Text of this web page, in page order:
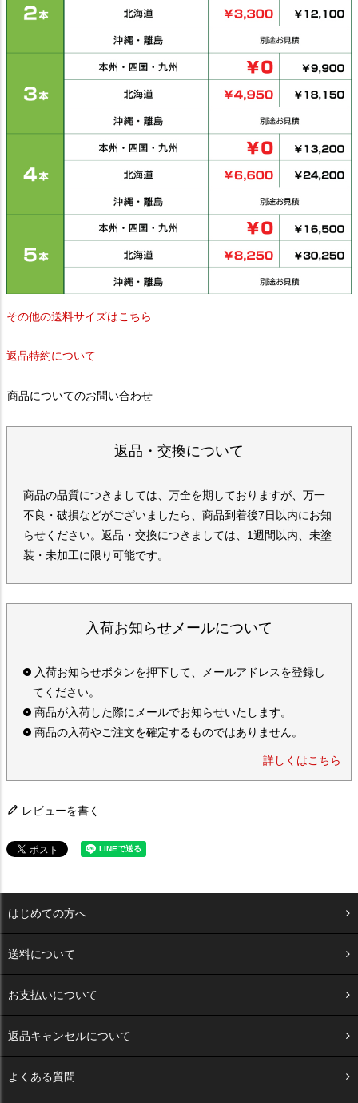
その他の送料サイズはこちら
返品特約について
商品についてのお問い合わせ
返品・交換について
商品の品質につきましては、万全を期しておりますが、万一
不良・破損などがございましたら、商品到着後7日以内にお知
らせください。返品・交換につきましては、1週間以内、未塗
装・未加工に限り可能です。
入荷お知らせメールについて
入荷お知らせボタンを押下して、メールアドレスを登録し
てください。
商品が入荷した際にメールでお知らせいたします。
商品の入荷やご注文を確定するものではありません。
詳しくはこちら
レビューを書く
はじめての方へ
送料について
お支払いについて
返品キャンセルについて
よくある質問